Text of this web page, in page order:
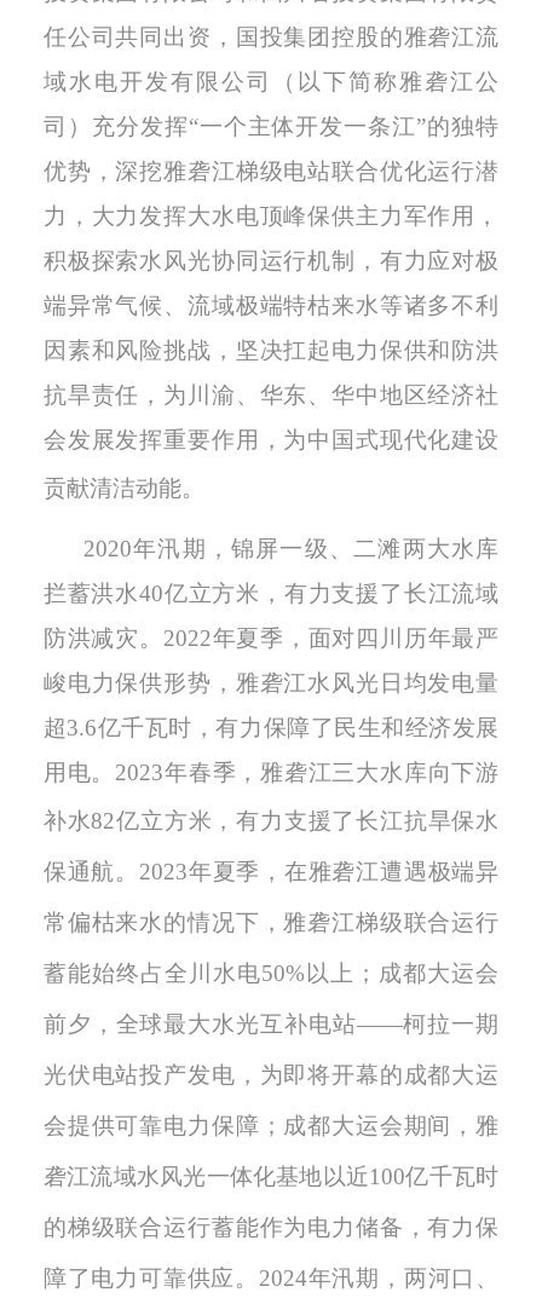
任公司共同出资，国投集团控股的雅砻江流
域水电开发有限公司（以下简称雅砻江公
司）充分发挥“一个主体开发一条江”的独特
优势，深挖雅砻江梯级电站联合优化运行潜
力， 大力发挥大水电顶峰保供主力军作用，
积极探索水风光协同运行机制，有力应对极
端异常气候、流域极端特枯来水等诸多不利
因素和风险挑战，坚决扛起电力保供和防洪
抗旱责任 ，为川渝、华东、华中地区经济社
会发展发挥重要作用，为中国式现代化建设
贡献清洁动能。
2020年汛期，锦屏一级、二滩两大水库
拦蓄洪水40亿立方米，有力支援了长江流域
防洪减灾。2022年夏季，面对四川历年最严
峻电力保供形势，雅砻江水风光日均发电量
超3.6亿千瓦时，有力保障了民生和经济发展
用电。2023年春季，雅砻江三大水库向下游
补水82亿立方米，有力支援了长江抗旱保水
保通航。 2023年夏季，在雅砻江遭遇极端异
常偏枯来水的情况下，雅砻江梯级联合运行
蓄能始终占全川水电50%以上；成都大运会
前夕，全球最大水光互补电站——柯拉一期
光伏电站投产发电，为即将开幕的成都大运
会提供可靠电力保障； 成都大运会期间，雅
砻江流域水风光一体化基地以近100亿千瓦时
的梯级联合运行蓄能作为电力储备，有力保
障了电力可靠供应。 2024年汛期，两河口、